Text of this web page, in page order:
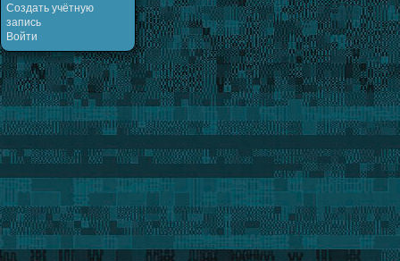
Создать учётную
запись
Войти